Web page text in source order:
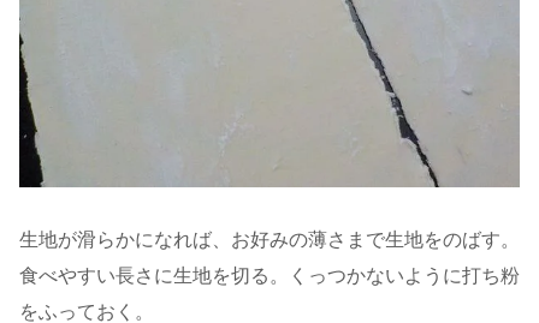
生地が滑らかになれば、お好みの薄さまで生地をのばす。
食べやすい長さに生地を切る。くっつかないように打ち粉
をふっておく。